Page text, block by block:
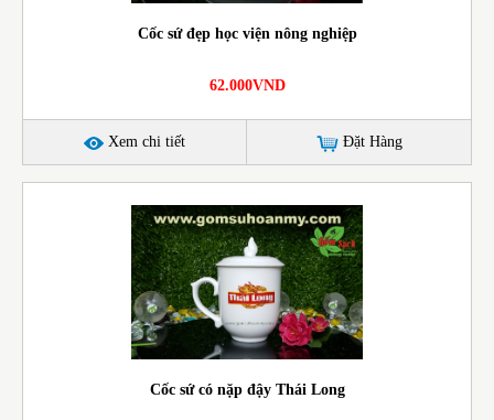
Cốc sứ đẹp học viện nông nghiệp
62.000VND
Xem chi tiết Đặt Hàng
Cốc sứ có nặp đậy Thái Long